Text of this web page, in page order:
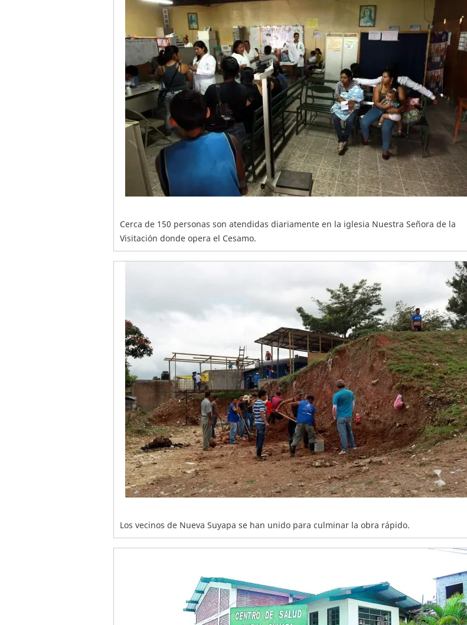
Cerca de 150 personas son atendidas diariamente en la iglesia Nuestra Señora de la
Visitación donde opera el Cesamo.
Los vecinos de Nueva Suyapa se han unido para culminar la obra rápido.